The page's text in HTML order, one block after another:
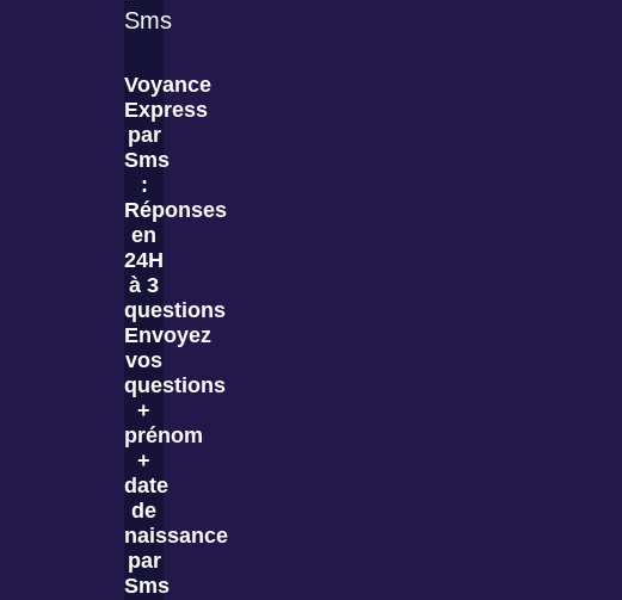
Voyance
Express
par
Sms
:
Réponses
en
24H
à 3
questions
Envoyez
vos
questions
+
prénom
+
date
de
naissance
par
Sms